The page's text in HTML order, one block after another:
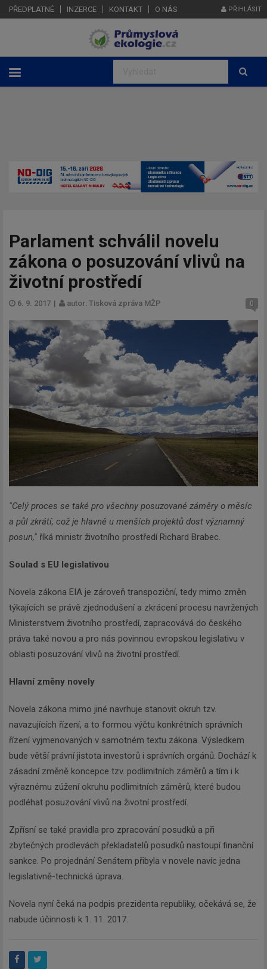
PŘEDPLATNÉ INZERCE KONTAKT O NÁS PŘIHLÁSIT
Parlament schválil novelu
zákona o posuzování vlivů na
životní prostředí
6. 9. 2017 | autor: Tisková zpráva MŽP 0
"Celý proces se také pro všechny posuzované záměry o měsíc
a půl zkrátí, což je hlavně u menších projektů dost významný
posun," říká ministr životního prostředí Richard Brabec.
Soulad s EU legislativou
Novela zákona EIA je zároveň transpoziční, tedy mimo změn
týkajících se právě zjednodušení a zkrácení procesu navržených
Ministerstvem životního prostředí, zapracovává do českého
práva také novou a pro nás povinnou evropskou legislativu v
oblasti posuzování vlivů na životní prostředí.
Hlavní změny novely
Novela zákona mimo jiné navrhuje stanovit okruh tzv.
navazujících řízení, a to formou výčtu konkrétních správních
řízení vyjmenovaných v samotném textu zákona. Výsledkem
bude větší právní jistota investorů i správních orgánů. Dochází k
zásadní změně koncepce tzv. podlimitních záměrů a tím i k
výraznému zúžení okruhu podlimitních záměrů, které budou
podléhat posuzování vlivů na životní prostředí.
Zpřísní se také pravidla pro zpracování posudků a při
zbytečných prodlevách překladatelů posudků nastoupí finanční
sankce. Po projednání Senátem přibyla v novele navíc jedna
legislativně-technická úprava.
Novela nyní čeká na podpis prezidenta republiky, očekává se, že
nabude účinnosti k 1. 11. 2017.